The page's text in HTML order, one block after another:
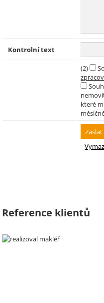
Kontrolní text
(2)
které
Reference klientů